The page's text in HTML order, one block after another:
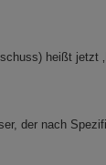
heißt jetzt
der nach